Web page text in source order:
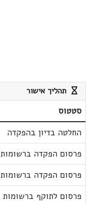
תהליך אישור
סטטוס
החלטה בדיון בהפקדה
פרסום הפקדה ברשומות
פרסום הפקדה ברשומות
פרסום לתוקף ברשומות